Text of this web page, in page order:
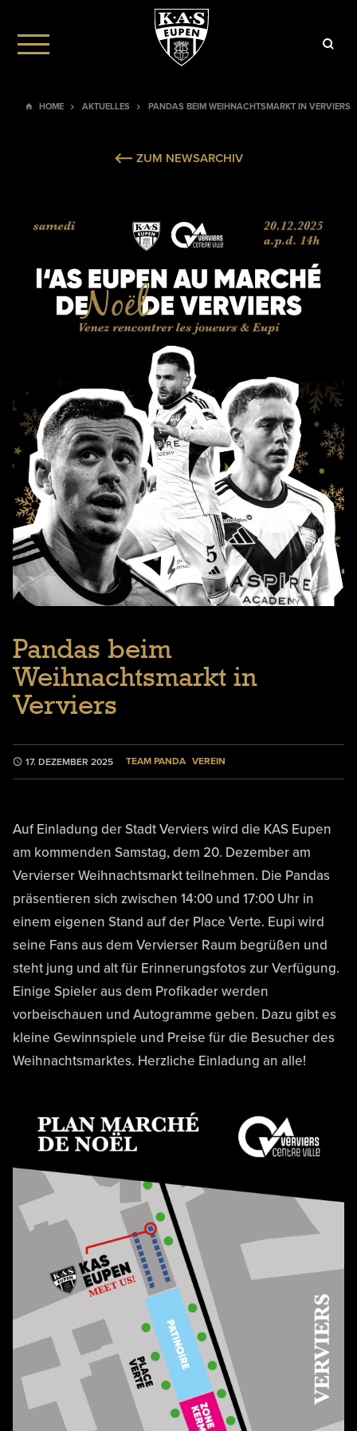
HOME AKTUELLES PANDAS BEIM WEIHNACHTSMARKT IN VERVIERS
ZUM NEWSARCHIV
Pandas beim
Weihnachtsmarkt in
Verviers
17. DEZEMBER 2025 TEAM PANDA VEREIN
Auf Einladung der Stadt Verviers wird die KAS Eupen
am kommenden Samstag, dem 20. Dezember am
Vervierser Weihnachtsmarkt teilnehmen. Die Pandas
präsentieren sich zwischen 14:00 und 17:00 Uhr in
einem eigenen Stand auf der Place Verte. Eupi wird
seine Fans aus dem Vervierser Raum begrüßen und
steht jung und alt für Erinnerungsfotos zur Verfügung.
Einige Spieler aus dem Profikader werden
vorbeischauen und Autogramme geben. Dazu gibt es
kleine Gewinnspiele und Preise für die Besucher des
Weihnachtsmarktes. Herzliche Einladung an alle!